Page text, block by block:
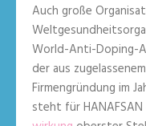
Auch große
World-Anti-Doping-
der aus
Firmengründung im
steht für